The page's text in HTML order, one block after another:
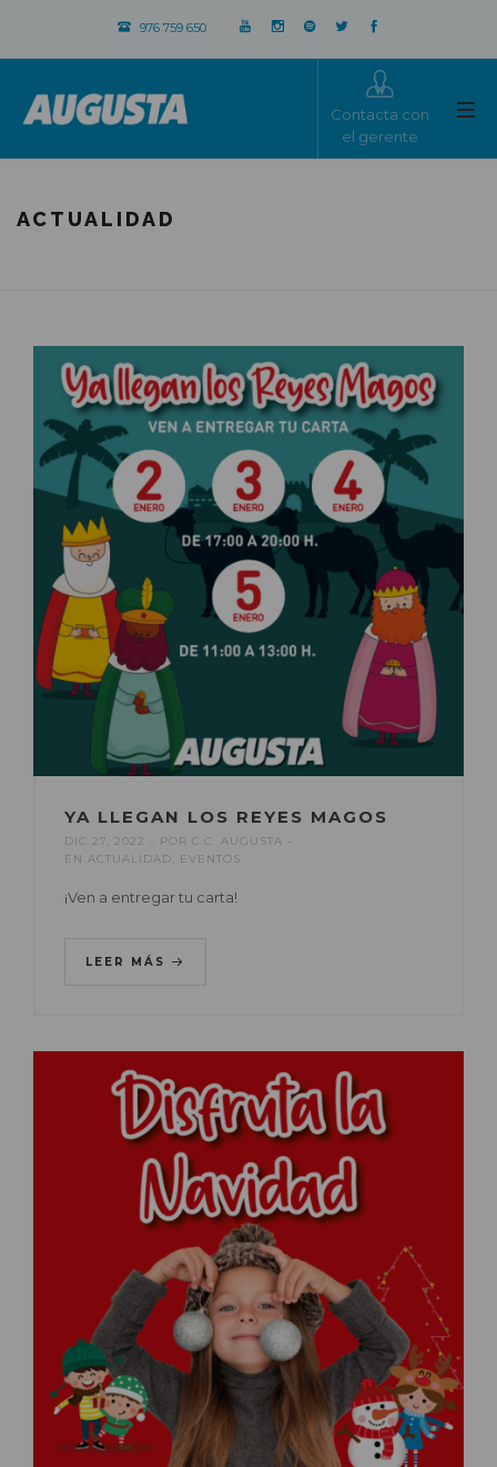
976 759 650
Contacta con
el gerente
ACTUALIDAD
YA LLEGAN LOS REYES MAGOS
DIC 27, 2022 POR C.C. AUGUSTA
EN ACTUALIDAD EVENTOS
¡Ven a entregar tu carta!
LEER MÁS